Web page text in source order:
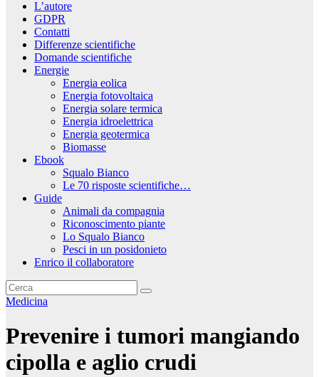
L’autore
GDPR
Contatti
Differenze scientifiche
Domande scientifiche
Energie
Energia eolica
Energia fotovoltaica
Energia solare termica
Energia idroelettrica
Energia geotermica
Biomasse
Ebook
Squalo Bianco
Le 70 risposte scientifiche…
Guide
Animali da compagnia
Riconoscimento piante
Lo Squalo Bianco
Pesci in un posidonieto
Enrico il collaboratore
Medicina
Prevenire i tumori mangiando
cipolla e aglio crudi